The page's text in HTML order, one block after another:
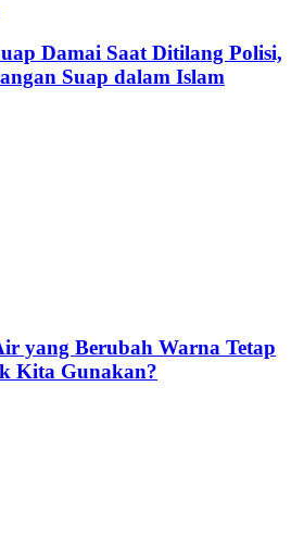
Damai Saat Ditilang Polisi,
Suap dalam Islam
yang Berubah Warna Tetap
Kita Gunakan?